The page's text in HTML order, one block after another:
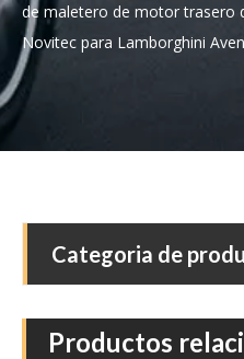
de maletero de motor trasero
Novitec para Lamborghini
Categoria de
Productos
Kit de carrocería de media fibra de carbono para Lamborghini Urus
Kit de carrocería de edición limitada de fibra de carbono W12 para Bentley Bentayga